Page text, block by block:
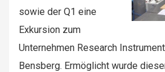
sowie der Q1 eine
Exkursion zum
Unternehmen Research
Bensberg. Ermöglicht wurde